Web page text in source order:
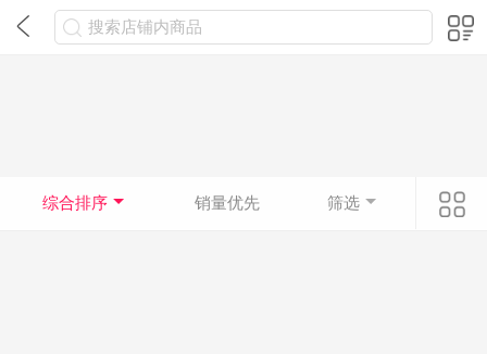
搜索店铺内商品
综合排序 销量优先 筛选